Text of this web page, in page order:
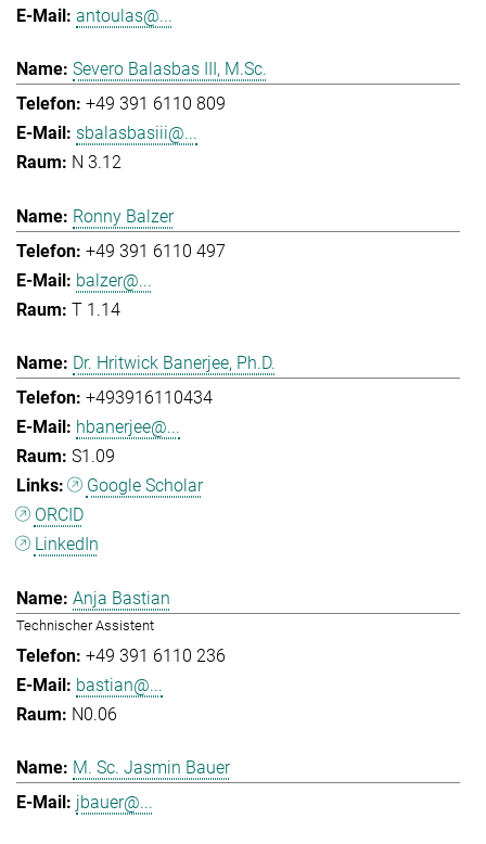
antoulas@...
Severo Balasbas III, M.Sc.
+49 391 6110 809
sbalasbasiii@...
N 3.12
Ronny Balzer
+49 391 6110 497
balzer@...
T 1.14
Dr. Hritwick Banerjee, Ph.D.
+493916110434
hbanerjee@...
S1.09
Google Scholar
ORCID
LinkedIn
Anja Bastian
Technischer Assistent
+49 391 6110 236
bastian@...
N0.06
M. Sc. Jasmin Bauer
jbauer@...